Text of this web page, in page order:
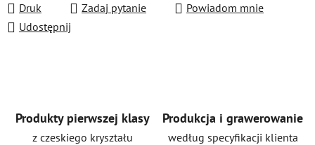
Druk Zadaj pytanie
Powiadom mnie
Udostępnij
Produkty pierwszej klasy
z czeskiego kryształu
Produkcja i grawerowanie
według specyfikacji klienta